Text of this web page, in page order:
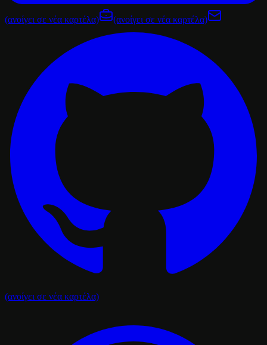
(ανοίγει σε νέα καρτέλα) (ανοίγει σε νέα καρτέλα)
(ανοίγει σε νέα καρτέλα)